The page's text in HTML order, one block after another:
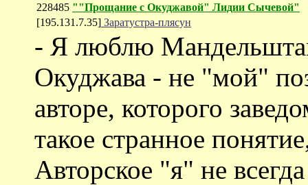
228485 ""Прощание с Окуджавой" Лидии Сычевой"
[195.131.7.35] Заратустра-плясун
- Я люблю
Окуджава - не "мой"
авторе, которого
такое странное
Авторское "я" не